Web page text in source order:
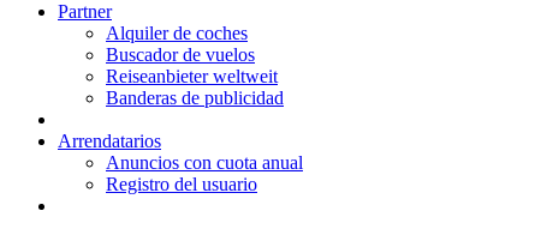
Partner
Alquiler de coches
Buscador de vuelos
Reiseanbieter weltweit
Banderas de publicidad
Arrendatarios
Anuncios con cuota anual
Registro del usuario